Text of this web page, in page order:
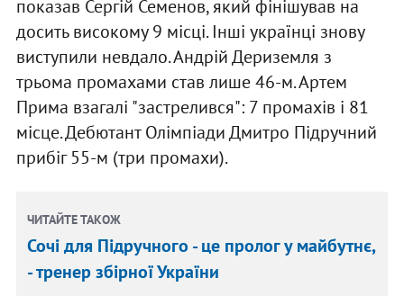
показав Сергій Семенов, який фінішував на
досить високому 9 місці. Інші українці знову
виступили невдало. Андрій Дериземля з
трьома промахами став лише 46-м. Артем
Прима взагалі "застрелився": 7 промахів і 81
місце. Дебютант Олімпіади Дмитро Підручний
прибіг 55-м (три промахи).
ЧИТАЙТЕ ТАКОЖ
Сочі для Підручного - це пролог у майбутнє,
- тренер збірної України